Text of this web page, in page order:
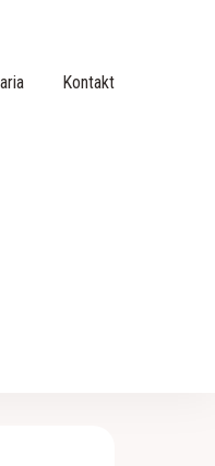
Kontakt